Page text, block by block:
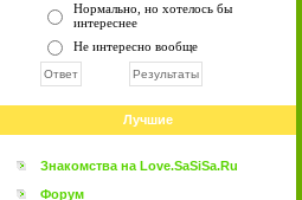
Нормально, но хотелось бы
интереснее
Не интересно вообще
Лучшие
Знакомства на Love.SaSiSa.Ru
Форум